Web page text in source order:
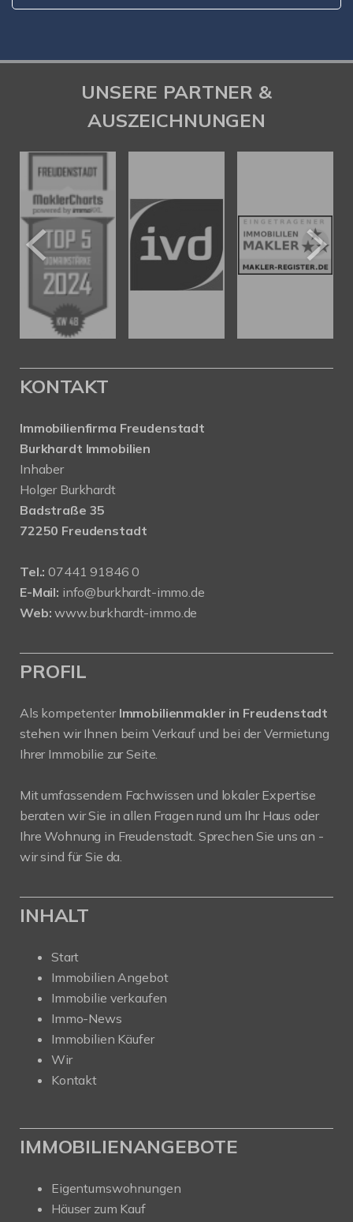
UNSERE PARTNER &
AUSZEICHNUNGEN
KONTAKT
Immobilienfirma Freudenstadt
Burkhardt Immobilien
Inhaber
Holger Burkhardt
Badstraße 35
72250 Freudenstadt
Tel.: 07441 91846 0
E-Mail: info@burkhardt-immo.de
Web: www.burkhardt-immo.de
PROFIL
Als kompetenter Immobilienmakler in Freudenstadt
stehen wir Ihnen beim Verkauf und bei der Vermietung
Ihrer Immobilie zur Seite.
Mit umfassendem Fachwissen und lokaler Expertise
beraten wir Sie in allen Fragen rund um Ihr Haus oder
Ihre Wohnung in Freudenstadt. Sprechen Sie uns an -
wir sind für Sie da.
INHALT
Start
Immobilien Angebot
Immobilie verkaufen
Immo-News
Immobilien Käufer
Wir
Kontakt
IMMOBILIENANGEBOTE
Eigentumswohnungen
Häuser zum Kauf